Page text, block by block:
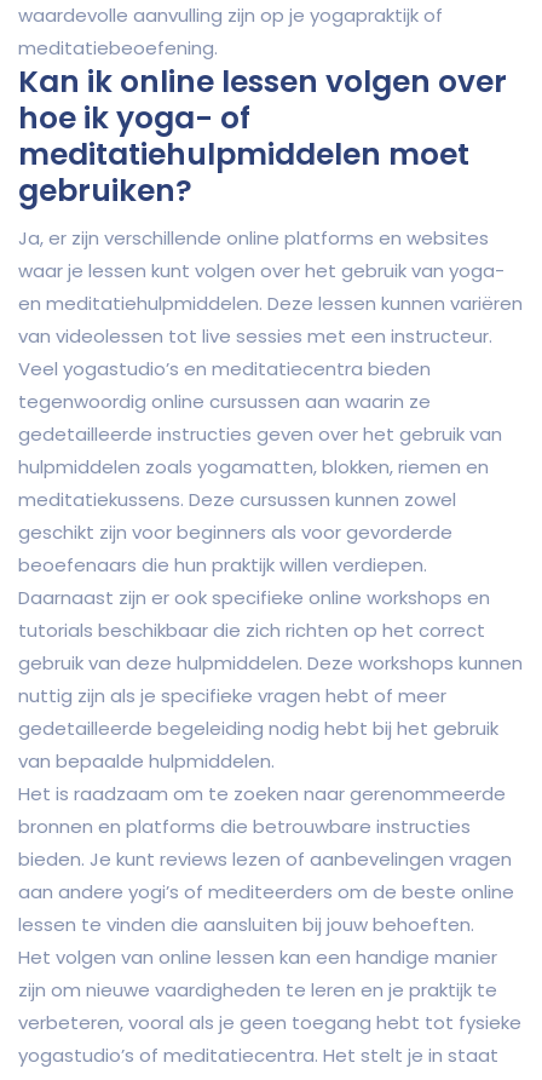
waardevolle aanvulling zijn op je yogapraktijk of
meditatiebeoefening.
Kan ik online lessen volgen over
hoe ik yoga- of
meditatiehulpmiddelen moet
gebruiken?
Ja, er zijn verschillende online platforms en websites
waar je lessen kunt volgen over het gebruik van yoga-
en meditatiehulpmiddelen. Deze lessen kunnen variëren
van videolessen tot live sessies met een instructeur.
Veel yogastudio’s en meditatiecentra bieden
tegenwoordig online cursussen aan waarin ze
gedetailleerde instructies geven over het gebruik van
hulpmiddelen zoals yogamatten, blokken, riemen en
meditatiekussens. Deze cursussen kunnen zowel
geschikt zijn voor beginners als voor gevorderde
beoefenaars die hun praktijk willen verdiepen.
Daarnaast zijn er ook specifieke online workshops en
tutorials beschikbaar die zich richten op het correct
gebruik van deze hulpmiddelen. Deze workshops kunnen
nuttig zijn als je specifieke vragen hebt of meer
gedetailleerde begeleiding nodig hebt bij het gebruik
van bepaalde hulpmiddelen.
Het is raadzaam om te zoeken naar gerenommeerde
bronnen en platforms die betrouwbare instructies
bieden. Je kunt reviews lezen of aanbevelingen vragen
aan andere yogi’s of mediteerders om de beste online
lessen te vinden die aansluiten bij jouw behoeften.
Het volgen van online lessen kan een handige manier
zijn om nieuwe vaardigheden te leren en je praktijk te
verbeteren, vooral als je geen toegang hebt tot fysieke
yogastudio’s of meditatiecentra. Het stelt je in staat